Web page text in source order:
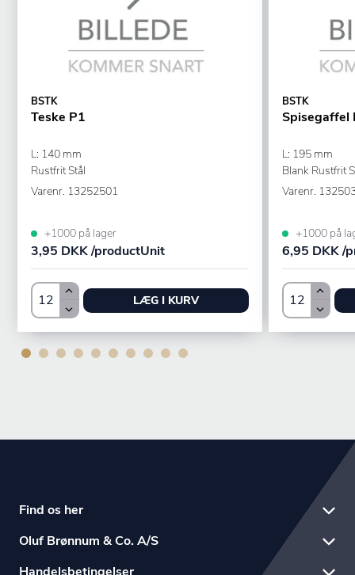
BSTK
Teske P1
L: 140 mm
Rustfrit Stål
Varenr. 13252501
+1000 på lager
3,95 DKK /productUnit
LÆG I KURV
BSTK
Spisegaffel
L: 195 mm
Blank Rustfrit
Varenr.
+1000 på
6,95 DKK /
Find os her
Oluf Brønnum & Co. A/S